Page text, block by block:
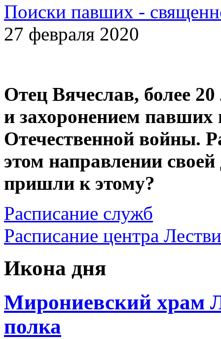
Поиски павших -
27 февраля 2020
Отец Вячеслав, более
и захоронением павших
Отечественной войны.
этом направлении
пришли к этому?
Расписание служб
Расписание центра
Икона дня
Мирониевский храм
полка